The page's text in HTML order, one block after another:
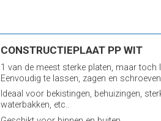
CONSTRUCTIEPLAAT PP WIT
1 van de meest sterke platen, maar toch
Eenvoudig te lassen, zagen en
Ideaal voor bekistingen, behuizingen,
waterbakken, etc..